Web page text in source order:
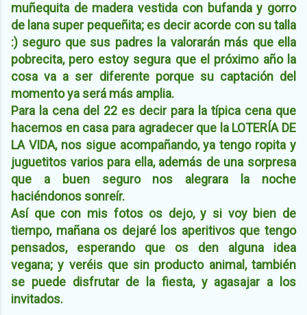
muñequita de madera vestida con bufanda y gorro
de lana super pequeñita; es decir acorde con su talla
:) seguro que sus padres la valorarán más que ella
pobrecita, pero estoy segura que el próximo año la
cosa va a ser diferente porque su captación del
momento ya será más amplia.
Para la cena del 22 es decir para la típica cena que
hacemos en casa para agradecer que la LOTERÍA DE
LA VIDA, nos sigue acompañando, ya tengo ropita y
juguetitos varios para ella, además de una sorpresa
que a buen seguro nos alegrara la noche
haciéndonos sonreír.
Así que con mis fotos os dejo, y si voy bien de
tiempo, mañana os dejaré los aperitivos que tengo
pensados, esperando que os den alguna idea
vegana; y veréis que sin producto animal, también
se puede disfrutar de la fiesta, y agasajar a los
invitados.